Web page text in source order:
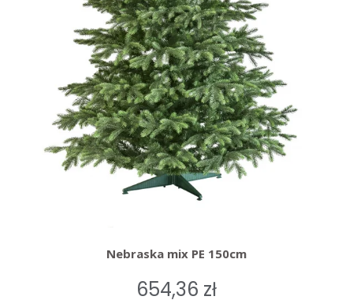
Nebraska mix PE 150cm
654,36 zł